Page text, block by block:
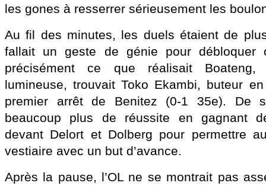
les gones à resserrer sérieusement les
Au fil des minutes, les duels étaient de
fallait un geste de génie pour débloquer
précisément ce que réalisait Boateng,
lumineuse, trouvait Toko Ekambi, buteur
premier arrêt de Benitez (0-1 35e). De
beaucoup plus de réussite en gagnant
devant Delort et Dolberg pour permettre
vestiaire avec un but d’avance.
Après la pause, l’OL ne se montrait pas